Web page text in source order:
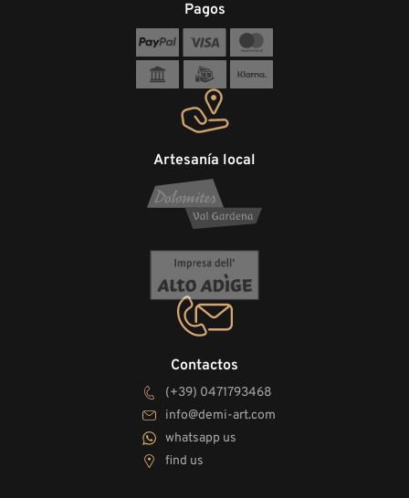
Contactos
(+39) 0471793468
info@demi-art.com
whatsapp us
find us
Artesanía local
Pagos